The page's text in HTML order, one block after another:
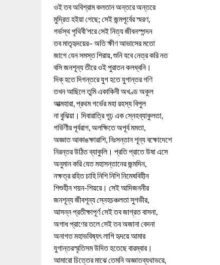
ওই তব অবিশ্রাম কলতান অন্তরে অন্তরে
মুদ্রিত হইয়া গেছে; সেই জন্মপূর্বের স্মরণ,
গর্ভস্থ পৃথিবী’পরে সেই নিত্য জীবনস্পন্দন
তব মাতৃহৃদয়ের– অতি ক্ষীণ আভাসের মতো
জাগে যেন সমস্ত শিরায়, শুনি যবে নেত্র করি নত
বসি জনশূন্য তীরে ওই পুরাতন কলধ্বনি।
দিক্‌ হতে দিগন্তরে যুগ হতে যুগান্তর গণি
তখন আছিলে তুমি একাকিনী অখণ্ড অকূল
আত্মহারা, প্রথম গর্ভের মহা রহস্য বিপুল
না বুঝিয়া। দিবারাত্রি গূঢ় এক স্নেহব্যাকুলতা,
গর্ভিণীর পূর্বরাগ, অলক্ষিতে অপূর্ব মমতা,
অজ্ঞাত আকাঙক্ষারাশি, নিঃসন্তান শূন্য বক্ষোদেশে
নিরন্তর উঠিত ব্যাকুলি। প্রতি প্রাতে উষা এসে
অনুমান করি যেত মহাসন্তানের জন্মদিন,
নক্ষত্র রহিত চাহি নিশি নিশি নিমেষবিহীন
শিশুহীন শয়ন-শিয়রে। সেই আদিজননীর
জনশূন্য জীবশূন্য স্নেহচঞ্চলতা সুগভীর,
আসন্ন প্রতীক্ষাপূর্ণ সেই তব জাগ্রত বাসনা,
অগাধ প্রাণের তলে সেই তব অজানা বেদনা
অনাগত মহাভবিষ্যৎ লাগি হৃদয়ে আমার
যুগান্তরস্মৃতিসম উদিত হতেছে বারম্বার।
আমারো চিত্তের মাঝে তেমনি অজ্ঞাতব্যথাভরে,